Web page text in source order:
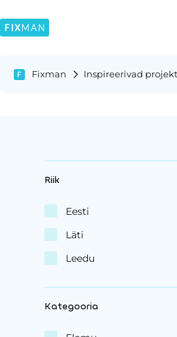
Fixman Inspireerivad
Riik
Eesti
Läti
Leedu
Kategooria